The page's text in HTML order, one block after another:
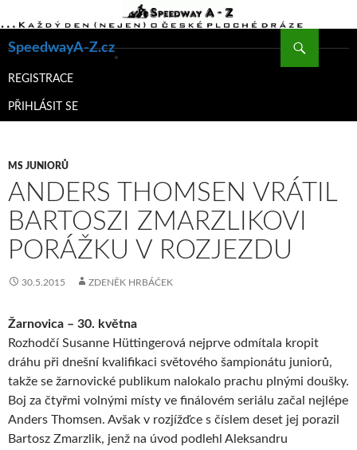
SpeedwayA-Z.cz
K
WEBU
REGISTRACE
PŘIHLÁSIT SE
MS JUNIORŮ
ANDERS THOMSEN VRÁTIL
BARTOSZI ZMARZLIKOVI
PORÁŽKU V ROZJEZDU
30.5.2015 ZDENĚK HRBÁČEK
Žarnovica – 30. května
Rozhodčí Susanne Hüttingerová nejprve odmítala kropit
dráhu při dnešní kvalifikaci světového šampionátu juniorů,
takže se žarnovické publikum nalokalo prachu plnými doušky.
Boj za čtyřmi volnými místy ve finálovém seriálu začal nejlépe
Anders Thomsen. Avšak v rozjížďce s číslem deset jej porazil
Bartosz Zmarzlik, jenž na úvod podlehl Aleksandru